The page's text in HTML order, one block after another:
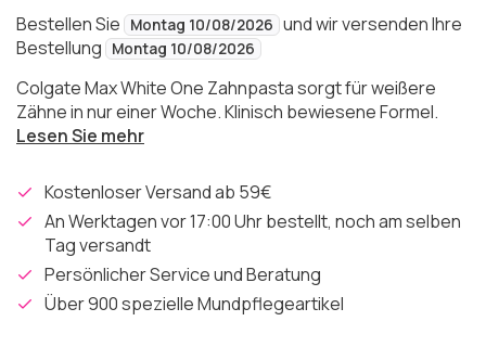
Bestellen Sie
Montag 10/08/2026 und wir versenden Ihre
Bestellung
Montag 10/08/2026
Colgate Max White One Zahnpasta sorgt für weißere
Zähne in nur einer Woche. Klinisch bewiesene Formel.
Lesen Sie mehr
Kostenloser Versand ab 59€
An Werktagen vor 17:00 Uhr bestellt, noch am selben
Tag versandt
Persönlicher Service und Beratung
Über 900 spezielle Mundpflegeartikel